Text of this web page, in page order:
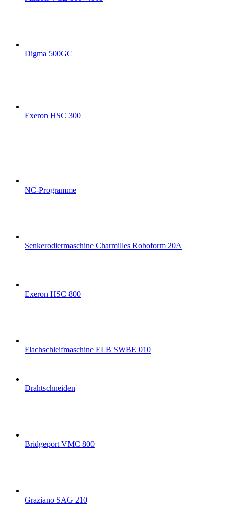
Digma 500GC
Exeron HSC 300
NC-Programme
Senkerodiermaschine Charmilles Roboform 20A
Exeron HSC 800
Flachschleifmaschine ELB SWBE 010
Drahtschneiden
Bridgeport VMC 800
Graziano SAG 210